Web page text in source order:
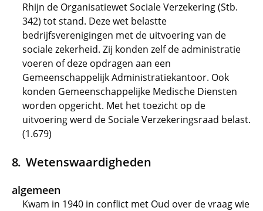
Rhijn de Organisatiewet Sociale Verzekering (Stb.
342) tot stand. Deze wet belastte
bedrijfsverenigingen met de uitvoering van de
sociale zekerheid. Zij konden zelf de administratie
voeren of deze opdragen aan een
Gemeenschappelijk Administratiekantoor. Ook
konden Gemeenschappelijke Medische Diensten
worden opgericht. Met het toezicht op de
uitvoering werd de Sociale Verzekeringsraad belast.
(1.679)
Wetenswaardigheden
algemeen
Kwam in 1940 in conflict met Oud over de vraag wie